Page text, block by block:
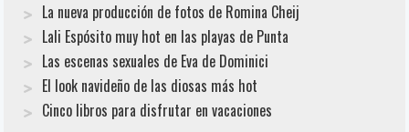
La nueva producción de fotos de Romina Cheij
Lali Espósito muy hot en las playas de Punta
Las escenas sexuales de Eva de Dominici
El look navideño de las diosas más hot
Cinco libros para disfrutar en vacaciones